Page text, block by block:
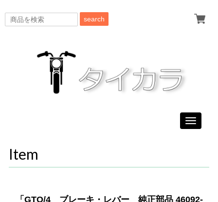
search
Toggle
Item
「GTO/4 ブレーキ・レバー 純正部品 46092-